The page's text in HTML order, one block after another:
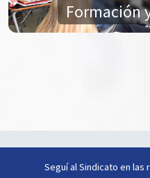
Formación
Seguí al Sindicato en las